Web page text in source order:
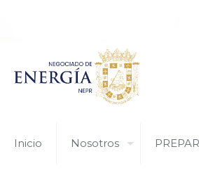
¿Tiene alguna pregunta?
Inicio Nosotros